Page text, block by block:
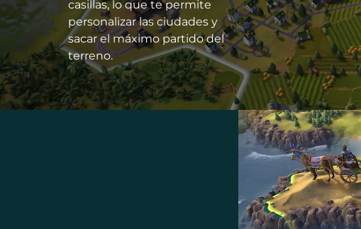
casillas, lo que te permite
personalizar las ciudades y
sacar el máximo partido del
terreno.